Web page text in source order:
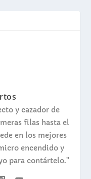
y cazador de
filas hasta el
en los mejores
encendido y
para contártelo."